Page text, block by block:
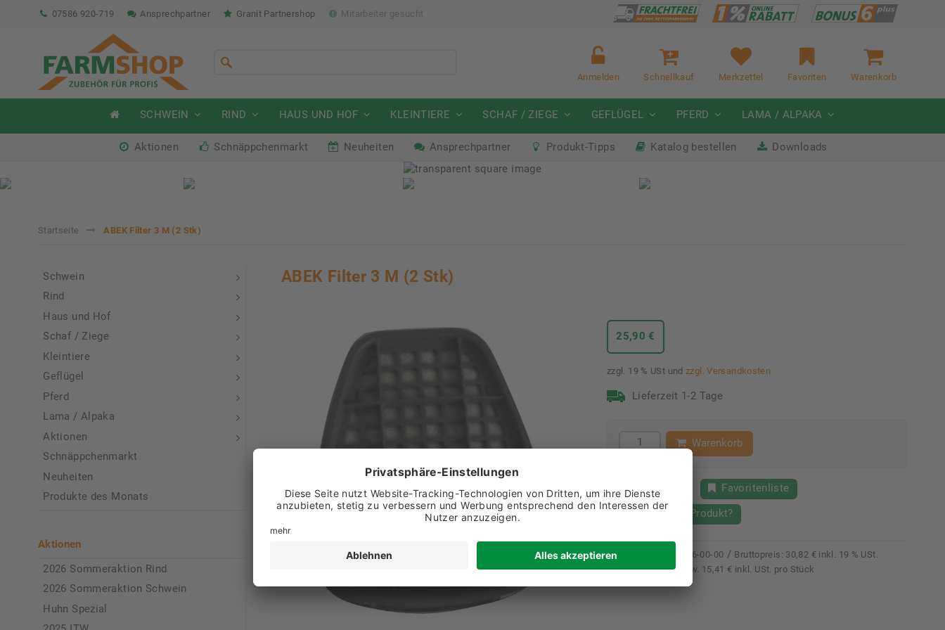
07586 920-719 Ansprechpartner Granit Partnershop Mitarbeiter gesucht
Anmelden Schnellkauf Merkzettel Favoriten Warenkorb
SCHWEIN RIND HAUS UND HOF KLEINTIERE SCHAF / ZIEGE GEFLÜGEL PFERD LAMA / ALPAKA
Aktionen Schnäppchenmarkt Neuheiten Ansprechpartner Produkt-Tipps Katalog bestellen Downloads
Sommeraktion Rind
Startseite ABEK Filter 3 M (2 Stk)
Schwein
Rind
Haus und Hof
Schaf / Ziege
Kleintiere
Geflügel
Pferd
Lama / Alpaka
Aktionen
Schnäppchenmarkt
Neuheiten
Produkte des Monats
Aktionen
2026 Sommeraktion Rind
2026 Sommeraktion Schwein
Huhn Spezial
ABEK Filter 3 M (2 Stk)
25,90 €
zzgl. 19 % USt undzzgl. Versandkosten
Lieferzeit 1-2 Tage
Warenkorb
Merkzettel
Favoritenliste
Fragen zum Produkt?
Artikelnummer 21086-00-00 / Bruttopreis: 30,82 € inkl. 19 % USt.
12,95 € zzgl. USt. bzw. 15,41 € inkl. USt. pro Stück